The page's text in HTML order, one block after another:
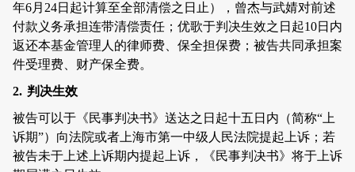
年6月 24日起计算至全部清偿之日止），曾杰与武婧对前述
付款义务承担连带清偿责任；优歌于判决生效之日起10日内
返还本基金管理人 的律师费、保全担保费；被告共同承担案
件受理费、财产保全费。
2. 判决生效
被告可以于《民事判决书》送达之日起十五日内（简称“上
诉期”）向法院或者上海市第一中级人民法院提起上诉；若
被告未于上述上诉期内提起上诉，《民事判决书》将于上诉